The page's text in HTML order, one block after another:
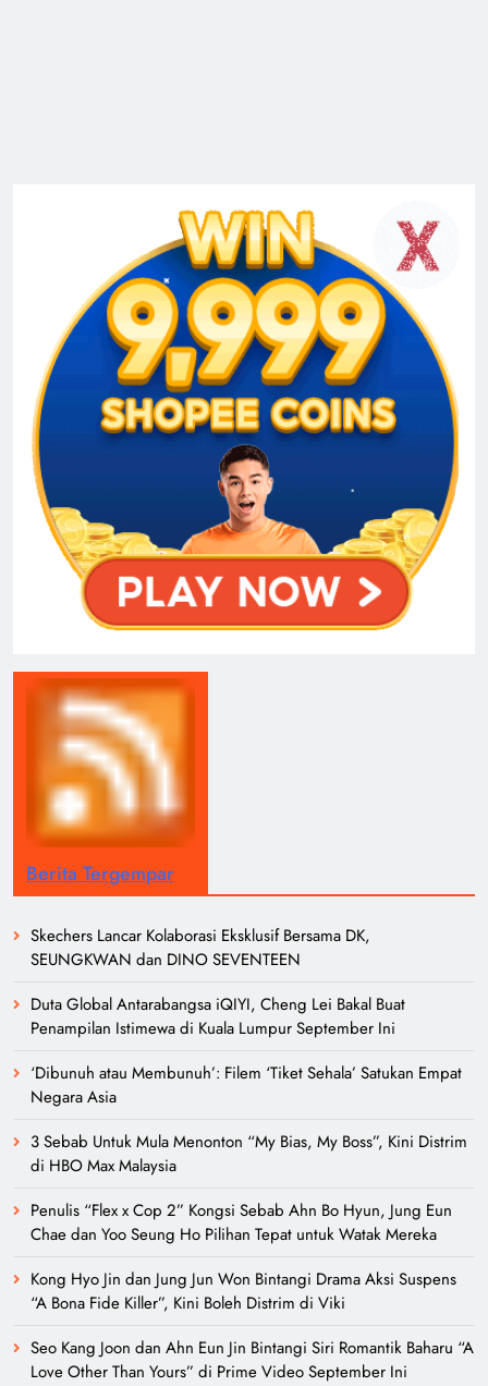
Berita Tergempar
Skechers Lancar Kolaborasi Eksklusif Bersama DK,
SEUNGKWAN dan DINO SEVENTEEN
Duta Global Antarabangsa iQIYI, Cheng Lei Bakal Buat
Penampilan Istimewa di Kuala Lumpur September Ini
‘Dibunuh atau Membunuh’: Filem ‘Tiket Sehala’ Satukan Empat
Negara Asia
3 Sebab Untuk Mula Menonton “My Bias, My Boss”, Kini Distrim
di HBO Max Malaysia
Penulis “Flex x Cop 2” Kongsi Sebab Ahn Bo Hyun, Jung Eun
Chae dan Yoo Seung Ho Pilihan Tepat untuk Watak Mereka
Kong Hyo Jin dan Jung Jun Won Bintangi Drama Aksi Suspens
“A Bona Fide Killer”, Kini Boleh Distrim di Viki
Seo Kang Joon dan Ahn Eun Jin Bintangi Siri Romantik Baharu “A
Love Other Than Yours” di Prime Video September Ini